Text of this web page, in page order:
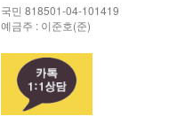
국민 818501-04-101419
예금주 : 이준호(준)